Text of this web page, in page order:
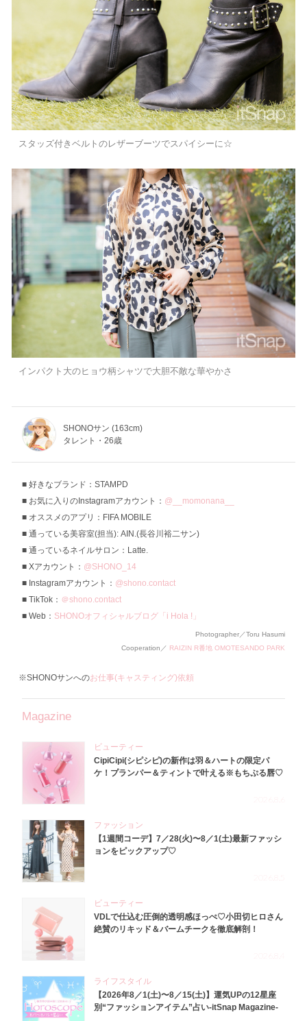
スタッズ付きベルトのレザーブーツでスパイシーに☆
インパクト大のヒョウ柄シャツで大胆不敵な華やかさ
SHONOサン (163cm)
タレント・26歳
好きなブランド：STAMPD
お気に入りのInstagramアカウント： @__momonana__
オススメのアプリ：FIFA MOBILE
通っている美容室(担当): AIN.(長谷川裕二サン)
通っているネイルサロン：Latte.
Xアカウント： @SHONO_14
Instagramアカウント： @shono.contact
TikTok： ＠shono.contact
Web： SHONOオフィシャルブログ「i Hola !」
Photographer／Toru Hasumi
Cooperation／ RAIZIN R番地 OMOTESANDO PARK
※SHONOサンへのお仕事(キャスティング)依頼
Magazine
ビューティー
CipiCipi(シピシピ)の新作は羽＆ハートの限定パ
ケ！プランパー＆ティントで叶える※もちぷる唇♡
ファッション
【1週間コーデ】7／28(火)〜8／1(土)最新ファッシ
ョンをピックアップ♡
ビューティー
VDLで仕込む圧倒的透明感ほっぺ♡小田切ヒロさん
絶賛のリキッド＆バームチークを徹底解剖！
ライフスタイル
【2026年8／1(土)〜8／15(土)】運気UPの12星座
別“ファッションアイテム”占い-itSnap Magazine-